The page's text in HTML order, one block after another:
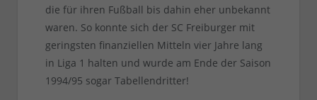
die für ihren Fußball bis dahin eher unbekannt
waren. So konnte sich der SC Freiburger mit
geringsten finanziellen Mitteln vier Jahre lang
in Liga 1 halten und wurde am Ende der Saison
1994/95 sogar Tabellendritter!